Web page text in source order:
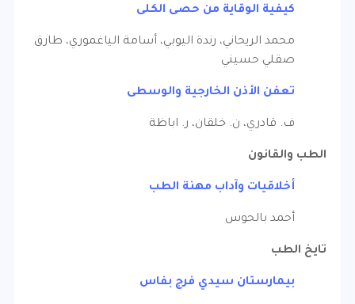
كيفية الوقاية من حصى الكلى
محمد الريحاني، رندة اليوبي، أسامة الياغموري، طارق
صقلي حسيني
تعفن الأذن الخارجية والوسطى
ف. قادري، ن. خلقان، ر. اباظة
الطب والقانون
أخلاقيات وآداب مهنة الطب
أحمد بالحوس
تايخ الطب
بيمارستان سيدي فرج بفاس